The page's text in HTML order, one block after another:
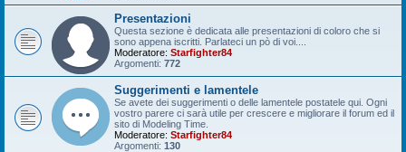
Presentazioni
Questa sezione è dedicata alle presentazioni di coloro che si
sono appena iscritti. Parlateci un pò di voi....
Moderatore: Starfighter84
Argomenti: 772
Suggerimenti e lamentele
Se avete dei suggerimenti o delle lamentele postatele qui. Ogni
vostro parere ci sarà utile per crescere e migliorare il forum ed il
sito di Modeling Time.
Moderatore: Starfighter84
Argomenti: 130